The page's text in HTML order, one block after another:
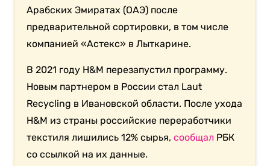
Арабских Эмиратах (ОАЭ) после
предварительной сортировки, в том числе
компанией «Астекс» в Лыткарине.
В 2021 году H&M перезапустил программу.
Новым партнером в России стал Laut
Recycling в Ивановской области. После ухода
H&M из страны российские переработчики
текстиля лишились 12% сырья,сообщал РБК
со ссылкой на их данные.